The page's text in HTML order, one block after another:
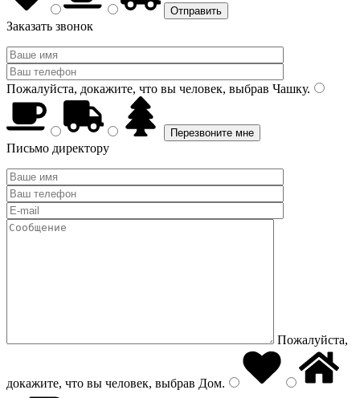
Заказать звонок
Пожалуйста, докажите, что вы человек, выбрав Чашку.
Письмо директору
Пожалуйста,
докажите, что вы человек, выбрав Дом.